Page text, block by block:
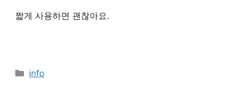
짧게 사용하면 괜찮아요.
Categories
info